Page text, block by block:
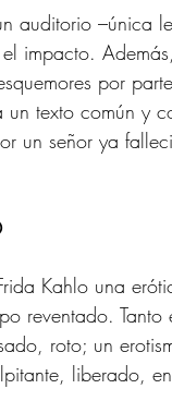
auditorio –única
impacto.
por
un texto común y
un señor ya
Kahlo una
reventado. Tanto
roto; un
liberado,